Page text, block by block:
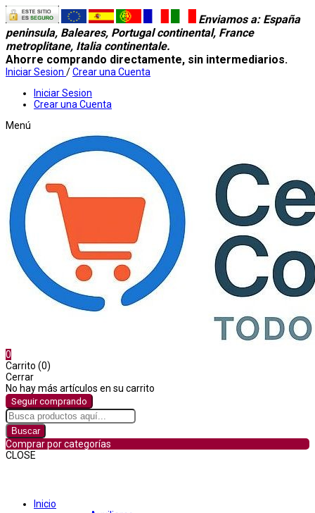
Enviamos a: España
peninsula, Baleares, Portugal continental, France
metroplitane, Italia continentale.
Ahorre comprando directamente, sin intermediarios.
Iniciar Sesion /Crear una Cuenta
Iniciar Sesion
Crear una Cuenta
Menú
0
Carrito (0)
Cerrar
No hay más artículos en su carrito
Seguir comprando
Buscar
Comprar por categorías
CLOSE
Inicio